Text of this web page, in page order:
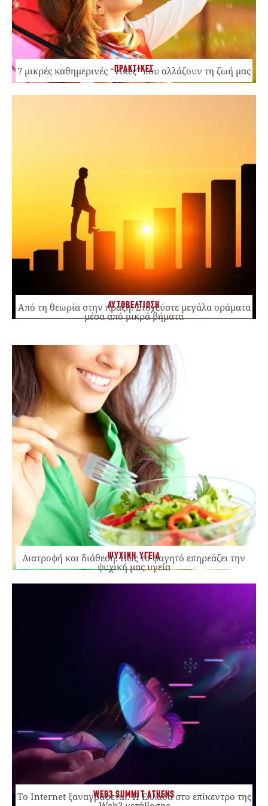
ΠΡΑΚΤΙΚΕΣ
7 μικρές καθημερινές “νίκες” που αλλάζουν τη ζωή μας
ΑΥΤΟΒΕΛΤΙΩΣΗ
Από τη θεωρία στην πράξη: Στοχεύστε μεγάλα οράματα
μέσα από μικρά βήματα
ΨΥΧΙΚΗ ΥΓΕΙΑ
Διατροφή και διάθεση: Πώς το φαγητό επηρεάζει την
ψυχική μας υγεία
WEB3 SUMMIT ATHENS
Το Internet ξαναγράφεται. Η Ελλάδα στο επίκεντρο της